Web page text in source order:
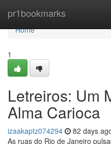
pr1bookmarks
Home
Home
1
Letreiros: Um
Alma Carioca
izaakaptz074294 82 days
As ruas do Rio de Janeiro